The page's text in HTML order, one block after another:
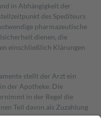
in Abhängigkeit der
des Spediteurs
pharmazeutische
dienen, die
einschließlich Klärungen
stellt der Arzt ein
der Apotheke. Die
in der Regel die
Teil davon als Zuzahlung